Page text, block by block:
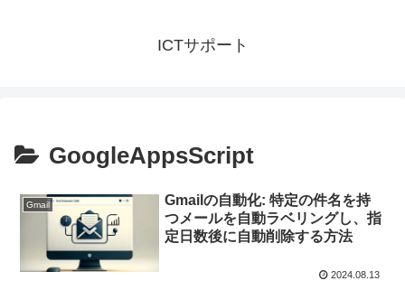
ICTサポート
GoogleAppsScript
Gmail
Gmailの自動化: 特定の件名を持
つメールを自動ラベリングし、指
定日数後に自動削除する方法
2024.08.13